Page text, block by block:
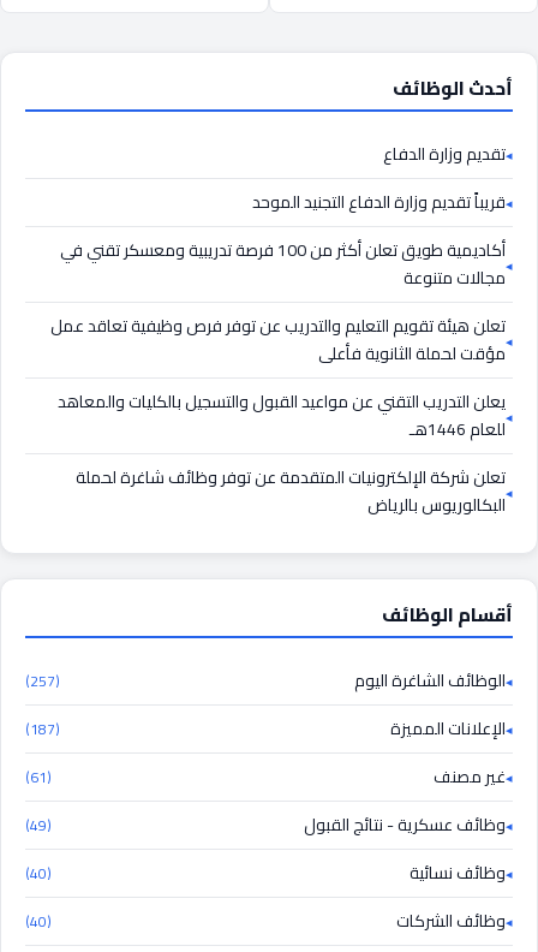
أحدث الوظائف
تقديم وزارة الدفاع
قريباً تقديم وزارة الدفاع التجنيد الموحد
أكاديمية طويق تعلن أكثر من 100 فرصة تدريبية ومعسكر تقني في
مجالات متنوعة
تعلن هيئة تقويم التعليم والتدريب عن توفر فرص وظيفية تعاقد عمل
مؤقت لحملة الثانوية فأعلى
يعلن التدريب التقني عن مواعيد القبول والتسجيل بالكليات والمعاهد
للعام 1446هـ
تعلن شركة الإلكترونيات المتقدمة عن توفر وظائف شاغرة لحملة
البكالوريوس بالرياض
أقسام الوظائف
الوظائف الشاغرة اليوم (257)
الإعلانات المميزة (187)
غير مصنف (61)
وظائف عسكرية - نتائج القبول (49)
وظائف نسائية (40)
وظائف الشركات (40)